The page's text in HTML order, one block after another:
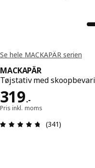
Se hele MACKAPÄR serien
MACKAPÄR
Tøjstativ med
319.-
Pris 319.-
Pris inkl. moms
Anmeldelse:
(341)